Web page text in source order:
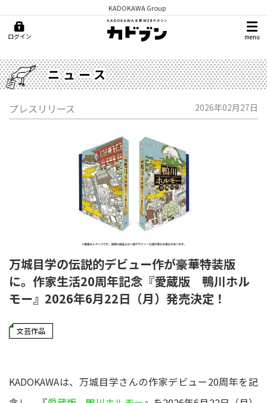
KADOKAWA Group
ログイン menu
ニュース
プレスリリース 2026年02月27日
万城目学の伝説的デビュー作が豪華特装版
に。作家生活20周年記念『愛蔵版 鴨川ホル
モー』2026年6月22日（月）発売決定！
文芸作品
KADOKAWAは、万城目学さんの作家デビュー20周年を記